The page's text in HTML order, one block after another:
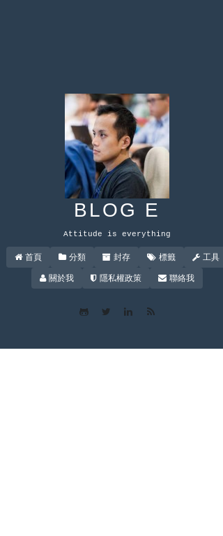
BLOG E
Attitude is everything
首頁 分類 封存 標籤
工具
關於我
隱私權政策 聯絡我